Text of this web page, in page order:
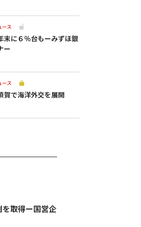
ース
末に６％台もーみずほ銀
ー
ース
賀で海洋外交を展開
取得ー国営企